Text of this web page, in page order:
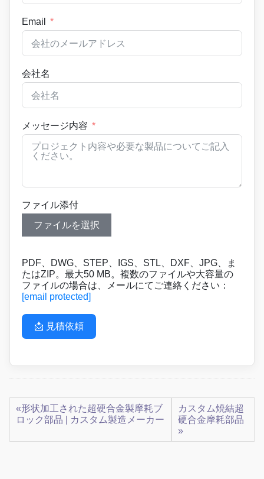
Email
会社名
メッセージ内容
ファイル添付
ファイルを選択
PDF、DWG、STEP、IGS、STL、DXF、JPG、ま
たはZIP。最大50 MB。複数のファイルや大容量の
ファイルの場合は、メールにてご連絡ください：
[email protected]
📩 見積依頼
«形状加工された超硬合金製摩耗ブ
ロック部品 | カスタム製造メーカー
カスタム焼結超
硬合金摩耗部品
»